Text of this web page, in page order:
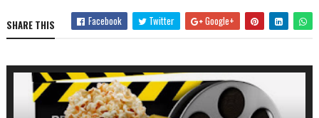
SHARE THIS Facebook Twitter Google+